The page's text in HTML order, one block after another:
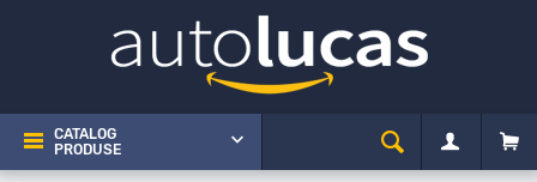
CATALOG
PRODUSE